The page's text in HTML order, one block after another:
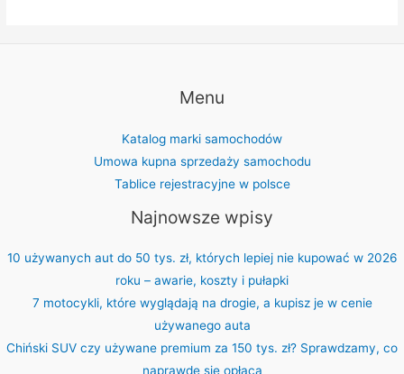
Menu
Katalog marki samochodów
Umowa kupna sprzedaży samochodu
Tablice rejestracyjne w polsce
Najnowsze wpisy
10 używanych aut do 50 tys. zł, których lepiej nie kupować w 2026
roku – awarie, koszty i pułapki
7 motocykli, które wyglądają na drogie, a kupisz je w cenie
używanego auta
Chiński SUV czy używane premium za 150 tys. zł? Sprawdzamy, co
naprawdę się opłaca